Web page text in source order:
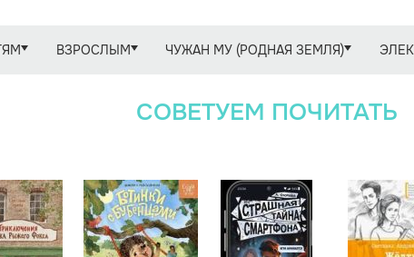
ВЗРОСЛЫМ ЧУЖАН МУ (РОДНАЯ ЗЕМЛЯ)
СОВЕТУЕМ ПОЧИТАТЬ